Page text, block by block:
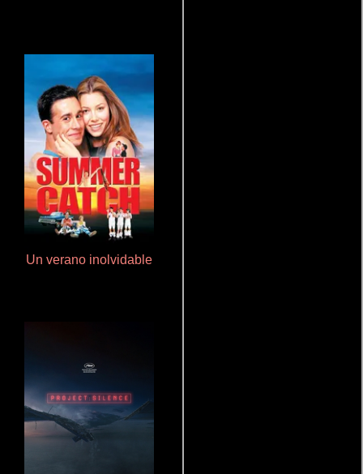
Un verano inolvidable